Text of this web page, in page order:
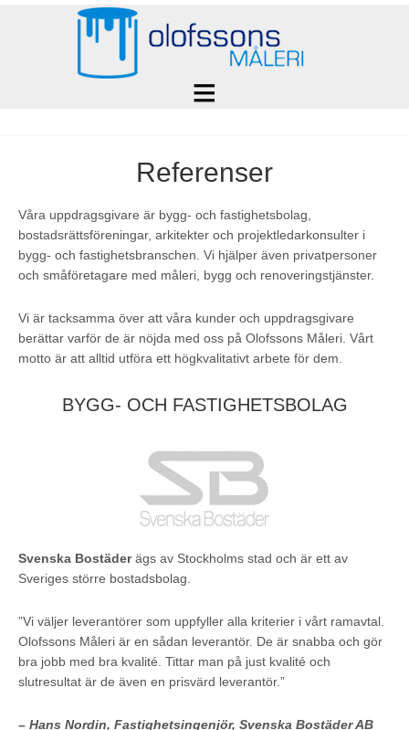
Referenser
Våra uppdragsgivare är bygg- och fastighetsbolag,
bostadsrättsföreningar, arkitekter och projektledarkonsulter i
bygg- och fastighetsbranschen. Vi hjälper även privatpersoner
och småföretagare med måleri, bygg och renoveringstjänster.
Vi är tacksamma över att våra kunder och uppdragsgivare
berättar varför de är nöjda med oss på Olofssons Måleri. Vårt
motto är att alltid utföra ett högkvalitativt arbete för dem.
BYGG- OCH FASTIGHETSBOLAG
Svenska Bostäderägs av Stockholms stad och är ett av
Sveriges större bostadsbolag.
”Vi väljer leverantörer som uppfyller alla kriterier i vårt ramavtal.
Olofssons Måleri är en sådan leverantör. De är snabba och gör
bra jobb med bra kvalité. Tittar man på just kvalité och
slutresultat är de även en prisvärd leverantör.”
– Hans Nordin, Fastighetsingenjör, Svenska Bostäder AB